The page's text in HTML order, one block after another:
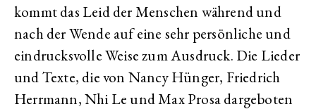
kommt das Leid der Menschen während und
nach der Wende auf eine sehr persönliche und
eindrucksvolle Weise zum Ausdruck. Die Lieder
und Texte, die von Nancy Hünger, Friedrich
Herrmann, Nhi Le und Max Prosa dargeboten